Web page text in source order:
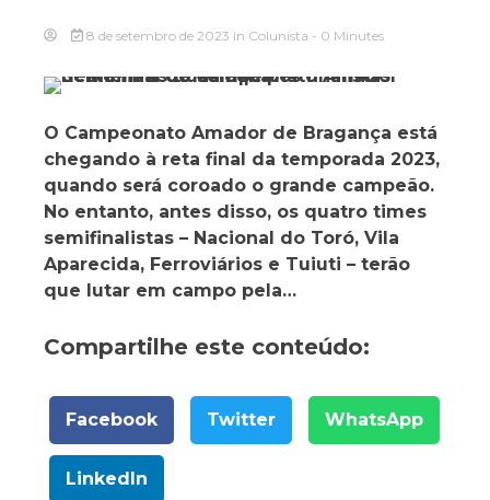
8 de setembro de 2023 in Colunista - 0 Minutes
O Campeonato Amador de Bragança está
chegando à reta final da temporada 2023,
quando será coroado o grande campeão.
No entanto, antes disso, os quatro times
semifinalistas – Nacional do Toró, Vila
Aparecida, Ferroviários e Tuiuti – terão
que lutar em campo pela…
Compartilhe este conteúdo:
Facebook Twitter WhatsApp
LinkedIn